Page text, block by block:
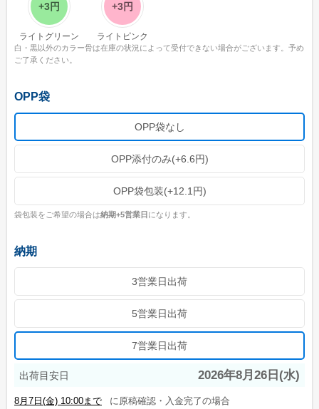
お問い合わせフォーム
サンプル請求フォーム
ご利用ガイド
完全データ入稿(ai形式)について
WEBデザインメーカーについて
配送・送料について
返品・交換・キャンセルについて
よくあるご質問
お役立ちブログ
+3円
ライトグリーン
+3円
ライトピンク
白・黒以外のカラー骨は在庫の状況によって受付できない場合がございます。予め
ご了承ください。
OPP袋
OPP袋なし
OPP添付のみ(+6.6円)
OPP袋包装(+12.1円)
袋包装をご希望の場合は納期+5営業日 になります。
納期
3営業日出荷
5営業日出荷
7営業日出荷
出荷目安日 2026年8月26日(水)
に原稿確認・入金完了の場合